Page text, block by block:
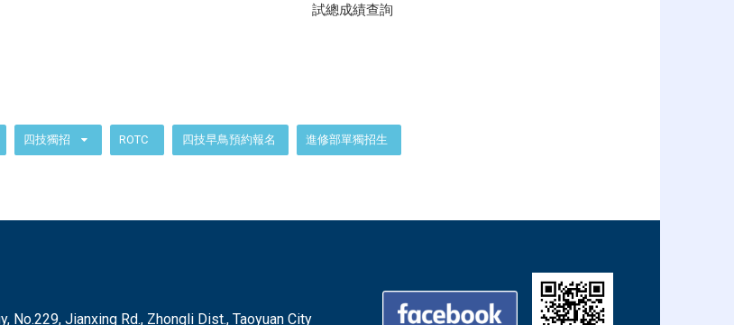
試總成績查詢
四技獨招 ROTC 四技早鳥預約報名 進修部單獨招生
Jianxing Rd., Zhongli Dist., Taoyuan City